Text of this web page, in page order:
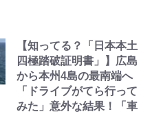
【知ってる？「日本本土
四極踏破証明書」】広島
から本州4島の最南端へ
「ドライブがてら行って
みた」意外な結果！「車